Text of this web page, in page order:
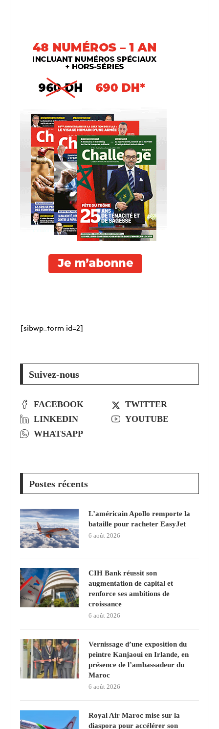
[sibwp_form id=2]
Suivez-nous
FACEBOOK
TWITTER
LINKEDIN
YOUTUBE
WHATSAPP
Postes récents
L’américain Apollo remporte la
bataille pour racheter EasyJet
6 août 2026
CIH Bank réussit son
augmentation de capital et
renforce ses ambitions de
croissance
6 août 2026
Vernissage d’une exposition du
peintre Kanjaoui en Irlande, en
présence de l’ambassadeur du
Maroc
6 août 2026
Royal Air Maroc mise sur la
diaspora pour accélérer son